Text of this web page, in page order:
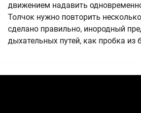
движением надавить
Толчок нужно повторить
сделано правильно, инородный
дыхательных путей, как пробка из